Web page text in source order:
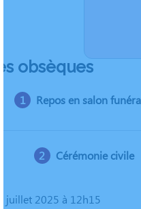
obsèques
Repos en salon
Cérémonie civile
juillet 2025 à 12h15